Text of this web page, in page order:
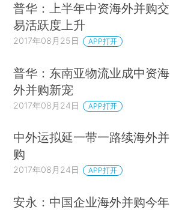
普华：上半年中资海外并购交
易活跃度上升
2017年08月25日 APP打开
普华：东南亚物流业成中资海
外并购新宠
2017年08月24日 APP打开
中外运拟延一带一路续海外并
购
2017年08月24日 APP打开
安永：中国企业海外并购今年